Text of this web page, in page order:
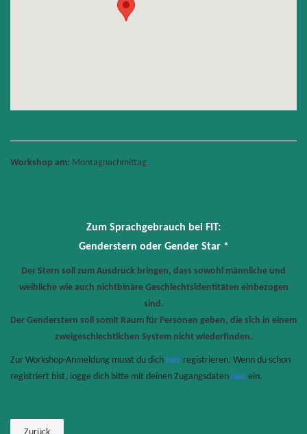
Workshop am: Montagnachmittag
Zum Sprachgebrauch bei FIT:
Genderstern oder Gender Star *
Der Stern soll zum Ausdruck bringen, dass sowohl männliche und
weibliche wie auch nichtbinäre Geschlechtsidentitäten einbezogen
sind.
Der Genderstern soll somit Raum für Personen geben, die sich in einem
zweigeschlechtlichen System nicht wiederfinden.
Zur Workshop-Anmeldung musst du dich hier registrieren. Wenn du schon
registriert bist, logge dich bitte mit deinen Zugangsdaten hier ein.